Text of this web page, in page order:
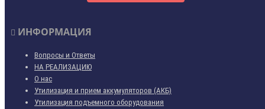
ИНФОРМАЦИЯ
Вопросы и Ответы
НА РЕАЛИЗАЦИЮ
О нас
Утилизация и прием аккумуляторов (АКБ)
Утилизация подъемного оборудования